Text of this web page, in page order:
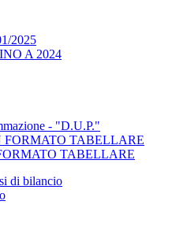
2025
A 2024
- "D.U.P."
FORMATO TABELLARE
TABELLARE
di bilancio